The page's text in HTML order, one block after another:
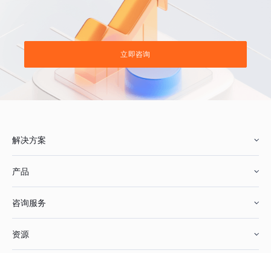
立即咨询
解决方案
鞋服行业
产品
咨询服务
资源